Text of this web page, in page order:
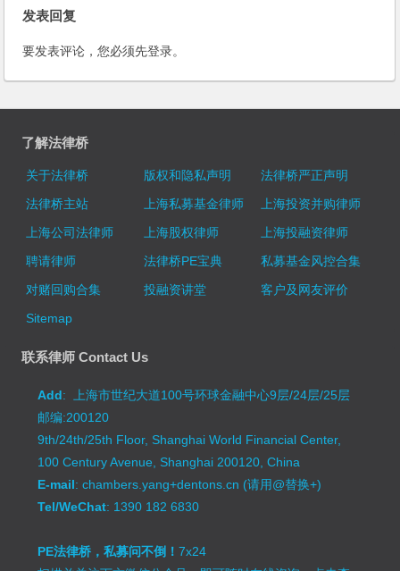
发表回复
要发表评论，您必须先登录。
了解法律桥
关于法律桥 版权和隐私声明
法律桥严正声明
法律桥主站
上海私募基金律师
上海投资并购律师
上海公司法律师
上海股权律师
上海投融资律师
聘请律师
法律桥PE宝典
私募基金风控合集
对赌回购合集
投融资讲堂
客户及网友评价
Sitemap
联系律师 Contact Us
Add: 上海市世纪大道100号环球金融中心9层/24层/25层
邮编:200120
9th/24th/25th Floor, Shanghai World Financial Center,
100 Century Avenue, Shanghai 200120, China
E-mail: chambers.yang+dentons.cn (请用@替换+)
Tel/WeChat: 1390 182 6830
PE法律桥，私募问不倒！7x24